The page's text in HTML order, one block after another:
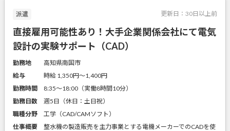
派遣 更新日： 30日以上前
直接雇用可能性あり！大手企業関係会社にて電気
設計の実験サポート（CAD）
勤務地
高知県南国市
給与
時給 1,350円〜1,400円
勤務時間
8:35～18:00（実働8時間10分）
勤務日数
週5日（休日：土日祝）
職種分野
工学（CAD/CAMソフト）
仕事概要
整水機の製造販売を主力事業とする電機メーカーでのCADを使